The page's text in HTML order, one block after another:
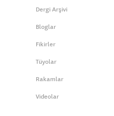
Dergi Arşivi
Bloglar
Fikirler
Tüyolar
Rakamlar
Videolar